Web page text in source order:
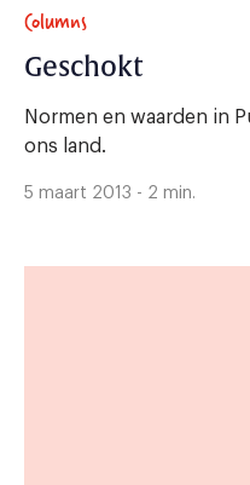
Columns
Geschokt
Normen en waarden in
ons land.
5 maart 2013 - 2 min.